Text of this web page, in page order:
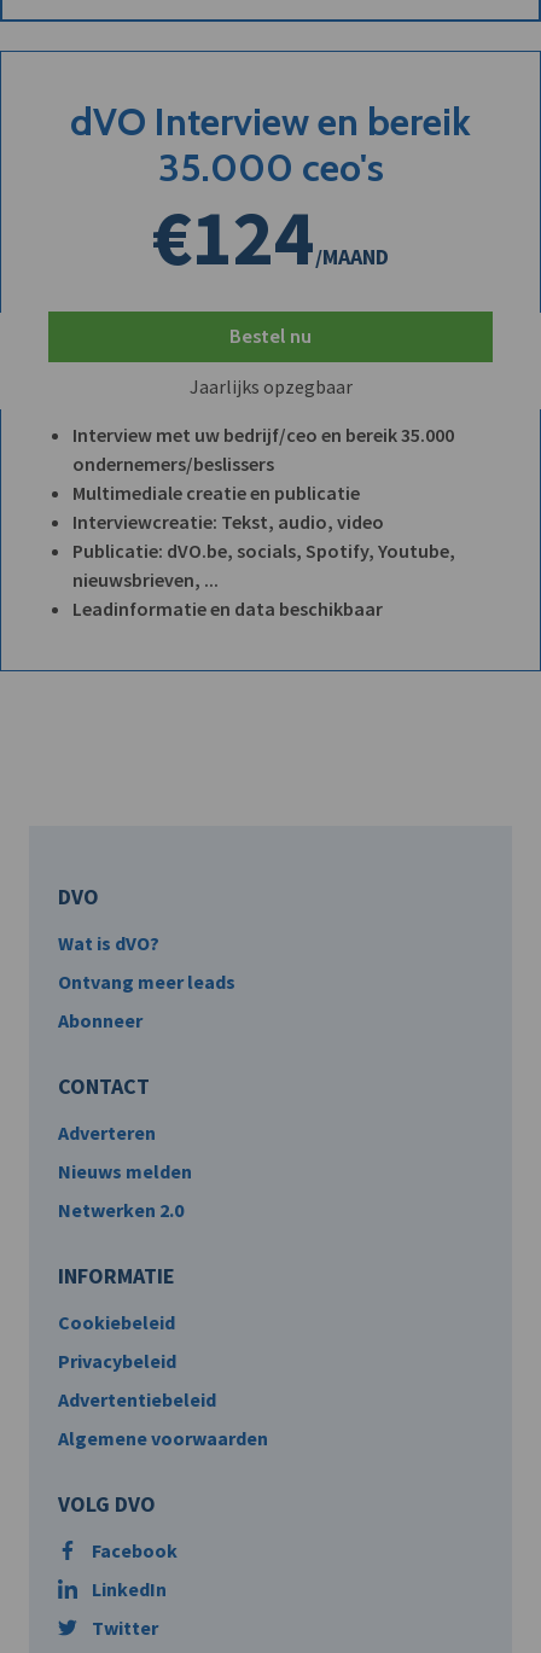
dVO Interview en bereik
35.000 ceo's
€124/MAAND
Bestel nu
Jaarlijks opzegbaar
Interview met uw bedrijf/ceo en bereik 35.000
ondernemers/beslissers
Multimediale creatie en publicatie
Interviewcreatie: Tekst, audio, video
Publicatie: dVO.be, socials, Spotify, Youtube,
nieuwsbrieven, ...
Leadinformatie en data beschikbaar
DVO
Wat is dVO?
Ontvang meer leads
Abonneer
CONTACT
Adverteren
Nieuws melden
Netwerken 2.0
INFORMATIE
Cookiebeleid
Privacybeleid
Advertentiebeleid
Algemene voorwaarden
VOLG DVO
Facebook
LinkedIn
Twitter